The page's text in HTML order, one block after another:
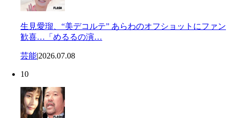
生見愛瑠、“美デコルテ” あらわのオフショットにファン
歓喜…「めるるの演…
芸能|2026.07.08
10